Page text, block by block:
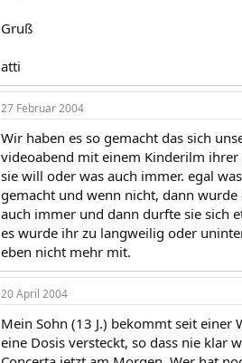
Gruß
atti
27 Februar 2004
Wir haben es so gemacht das sich
videoabend mit einem Kinderilm
sie will oder was auch immer. egal
gemacht und wenn nicht, dann
auch immer und dann durfte sie sich
es wurde ihr zu langweilig oder
eben nicht mehr mit.
20 April 2004
Mein Sohn (13 J.) bekommt seit einer
eine Dosis versteckt, so dass nie klar